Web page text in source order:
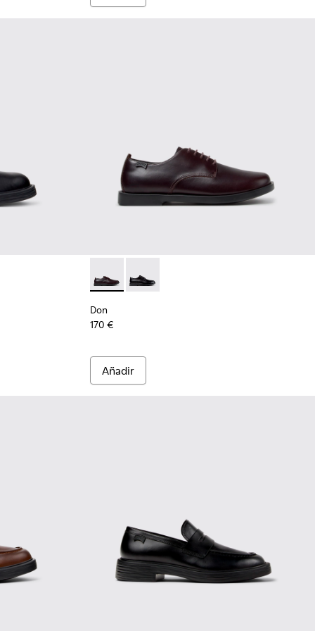
de piel negros para hombre.
006 Don - K101140-003 - Zapatos de piel
Don - K101140-001 - Zapatos negros
Don
170 €
Añadir